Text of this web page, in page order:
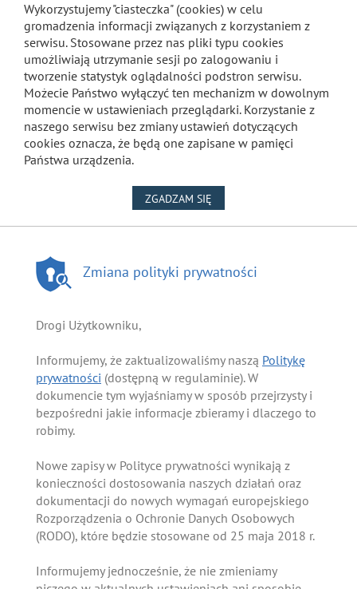
Wykorzystujemy "ciasteczka" (cookies) w celu
gromadzenia informacji związanych z korzystaniem z
serwisu. Stosowane przez nas pliki typu cookies
umożliwiają utrzymanie sesji po zalogowaniu i
tworzenie statystyk oglądalności podstron serwisu.
Możecie Państwo wyłączyć ten mechanizm w dowolnym
momencie w ustawieniach przeglądarki. Korzystanie z
naszego serwisu bez zmiany ustawień dotyczących
cookies oznacza, że będą one zapisane w pamięci
Państwa urządzenia.
ZGADZAM SIĘ
Zmiana polityki prywatności
Drogi Użytkowniku,
Informujemy, że zaktualizowaliśmy naszą Politykę
prywatności (dostępną w regulaminie). W
dokumencie tym wyjaśniamy w sposób przejrzysty i
bezpośredni jakie informacje zbieramy i dlaczego to
robimy.
Nowe zapisy w Polityce prywatności wynikają z
konieczności dostosowania naszych działań oraz
dokumentacji do nowych wymagań europejskiego
Rozporządzenia o Ochronie Danych Osobowych
(RODO), które będzie stosowane od 25 maja 2018 r.
Informujemy jednocześnie, że nie zmieniamy